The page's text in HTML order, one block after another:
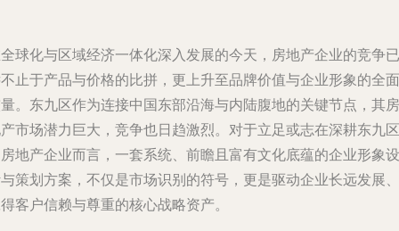
球化与区域经济一体化深入发展的今天，房地产企业的竞争已
止于产品与价格的比拼，更上升至品牌价值与企业形象的全面
。东九区作为连接中国东部沿海与内陆腹地的关键节点，其房
市场潜力巨大，竞争也日趋激烈。对于立足或志在深耕东九区
地产企业而言，一套系统、前瞻且富有文化底蕴的企业形象设
策划方案，不仅是市场识别的符号，更是驱动企业长远发展、
客户信赖与尊重的核心战略资产。